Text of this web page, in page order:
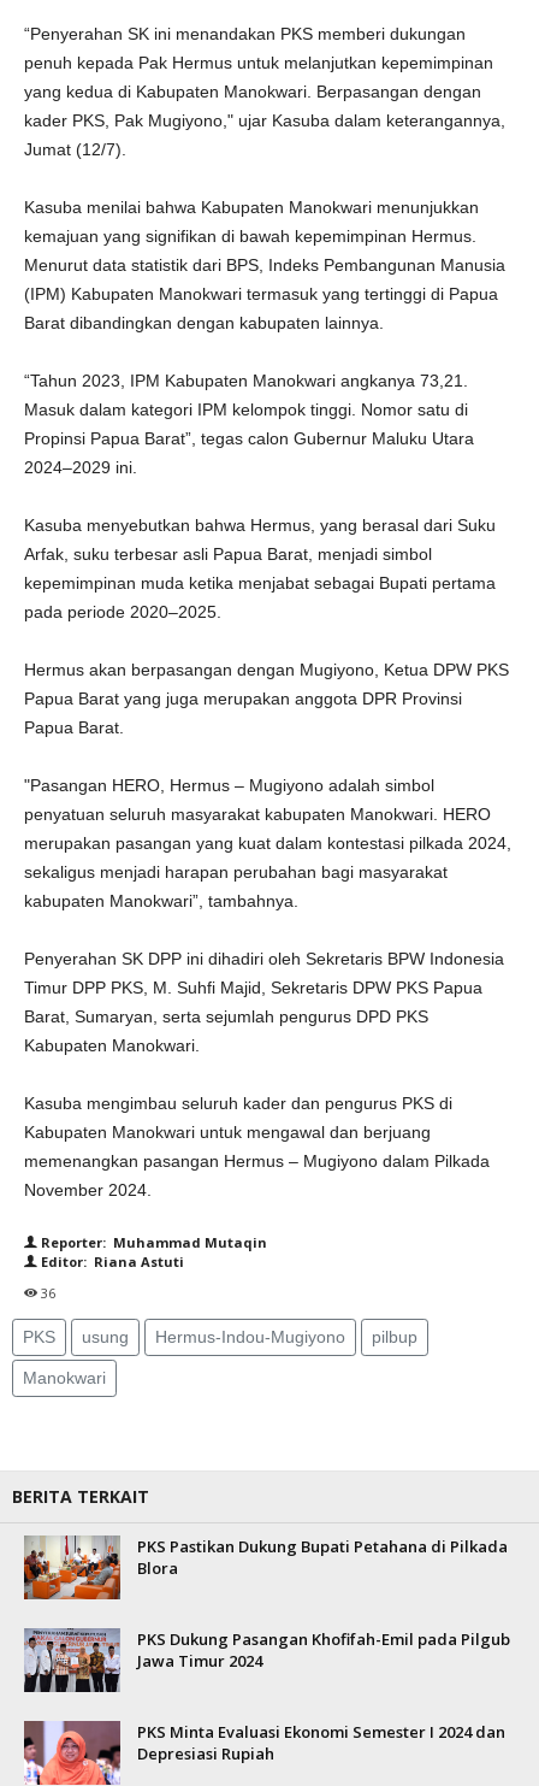
“Penyerahan SK ini menandakan PKS memberi dukungan
penuh kepada Pak Hermus untuk melanjutkan kepemimpinan
yang kedua di Kabupaten Manokwari. Berpasangan dengan
kader PKS, Pak Mugiyono," ujar Kasuba dalam keterangannya,
Jumat (12/7).
Kasuba menilai bahwa Kabupaten Manokwari menunjukkan
kemajuan yang signifikan di bawah kepemimpinan Hermus.
Menurut data statistik dari BPS, Indeks Pembangunan Manusia
(IPM) Kabupaten Manokwari termasuk yang tertinggi di Papua
Barat dibandingkan dengan kabupaten lainnya.
“Tahun 2023, IPM Kabupaten Manokwari angkanya 73,21.
Masuk dalam kategori IPM kelompok tinggi. Nomor satu di
Propinsi Papua Barat”, tegas calon Gubernur Maluku Utara
2024–2029 ini.
Kasuba menyebutkan bahwa Hermus, yang berasal dari Suku
Arfak, suku terbesar asli Papua Barat, menjadi simbol
kepemimpinan muda ketika menjabat sebagai Bupati pertama
pada periode 2020–2025.
Hermus akan berpasangan dengan Mugiyono, Ketua DPW PKS
Papua Barat yang juga merupakan anggota DPR Provinsi
Papua Barat.
"Pasangan HERO, Hermus – Mugiyono adalah simbol
penyatuan seluruh masyarakat kabupaten Manokwari. HERO
merupakan pasangan yang kuat dalam kontestasi pilkada 2024,
sekaligus menjadi harapan perubahan bagi masyarakat
kabupaten Manokwari”, tambahnya.
Penyerahan SK DPP ini dihadiri oleh Sekretaris BPW Indonesia
Timur DPP PKS, M. Suhfi Majid, Sekretaris DPW PKS Papua
Barat, Sumaryan, serta sejumlah pengurus DPD PKS
Kabupaten Manokwari.
Kasuba mengimbau seluruh kader dan pengurus PKS di
Kabupaten Manokwari untuk mengawal dan berjuang
memenangkan pasangan Hermus – Mugiyono dalam Pilkada
November 2024.
Reporter: Muhammad Mutaqin
Editor: Riana Astuti
36
PKS usung Hermus-Indou-Mugiyono pilbup
Manokwari
BERITA TERKAIT
PKS Pastikan Dukung Bupati Petahana di Pilkada
Blora
PKS Dukung Pasangan Khofifah-Emil pada Pilgub
Jawa Timur 2024
PKS Minta Evaluasi Ekonomi Semester I 2024 dan
Depresiasi Rupiah